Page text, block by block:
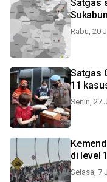
Satgas
Rabu, 20
Satgas
11
Senin, 27
di level
Selasa, 7